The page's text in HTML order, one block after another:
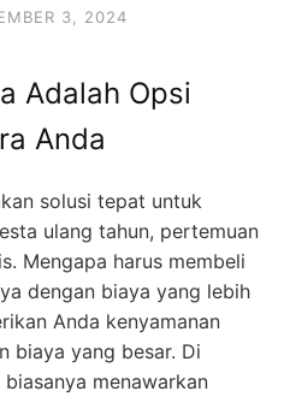
3, 2024
Adalah Opsi
Anda
solusi tepat untuk
ulang tahun, pertemuan
Mengapa harus membeli
dengan biaya yang lebih
Anda kenyamanan
biaya yang besar. Di
menawarkan